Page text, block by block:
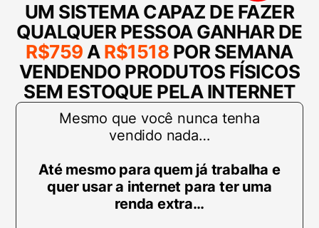
UM SISTEMA CAPAZ DE FAZER
QUALQUER PESSOA GANHAR DE
R$759AR$1518 POR SEMANA
VENDENDO PRODUTOS FÍSICOS
SEM ESTOQUE PELA INTERNET
Mesmo que você nunca tenha
vendido nada…
Até mesmo para quem já trabalha e
quer usar a internet para ter uma
renda extra…